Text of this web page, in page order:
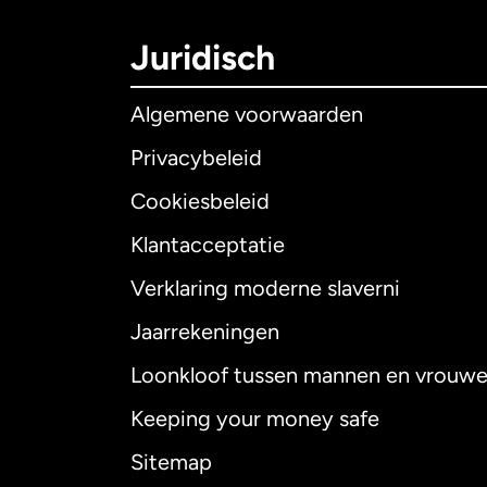
Juridisch
Algemene voorwaarden
Privacybeleid
Cookiesbeleid
Klantacceptatie
Verklaring moderne slaverni
Jaarrekeningen
Loonkloof tussen mannen en
Keeping your money safe
Sitemap
Australië